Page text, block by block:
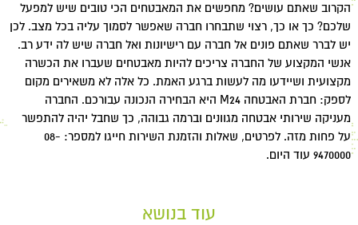
הקרוב שאתם עושים? מחפשים את המאבטחים הכי טובים שיש למפעל
שלכם? כך או כך, רצוי שתבחרו חברה שאפשר לסמוך עליה בכל מצב. לכן
יש לברר שאתם פונים אל חברה עם רישיונות ואל חברה שיש לה ידע רב.
אנשי המקצוע של החברה צריכים להיות מאבטחים שעברו את הכשרה
מקצועית ושיידעו מה לעשות ברגע האמת. כל אלה לא משאירים מקום
לספק: חברת האבטחה M24 היא הבחירה הנכונה עבורכם. החברה
מעניקה שירותי אבטחה מגוונים וברמה גבוהה, כך שחבל יהיה להתפשר
על פחות מזה. לפרטים, שאלות והזמנת השירות חייגו למספר: 08-
9470000 עוד היום.
עוד בנושא